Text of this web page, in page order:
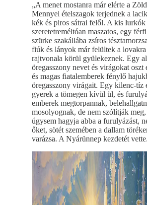
„A menet mostanra már elérte a
Mennyei ételszagok terjednek a
kék és piros sátrai felől. A kis lurkók
szeretetreméltóan maszatos, egy
szürke szakállába zsíros
fiúk és lányok már felültek a lovakra
rajtvonala körül gyülekeznek. Egy
öregasszony nevet és virágokat oszt
és magas fiatalemberek fénylő
öregasszony virágait. Egy kilenc-tíz
gyerek a tömegen kívül ül, és
emberek megtorpannak,
mosolyognak, de nem szólítják
úgysem hagyja abba a furulyázást,
őket, sötét szemében a dallam
varázsa. A Nyárünnep kezdetét